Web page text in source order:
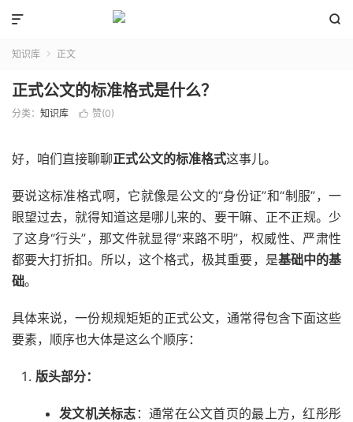


知识库  正文
正式公文的标准格式是什么？
分类： 知识库  赞(0)
好，咱们直接聊聊正式公文的标准格式这事儿。
要说这标准格式啊，它就像是公文的“身份证”和“制服”，一
眼望过去，就得知道这是哪儿来的、要干嘛、正不正规。少
了这身“行头”，那文件就显得“来路不明”，权威性、严肃性
都要大打折扣。所以，这个格式，极其重要，是基础中的基
础。
具体来说，一份规规矩矩的正式公文，通常得包含下面这些
要素，顺序也大体是这么个顺序：
版头部分：
发文机关标志 ：通常在公文首页的最上方，红彤彤